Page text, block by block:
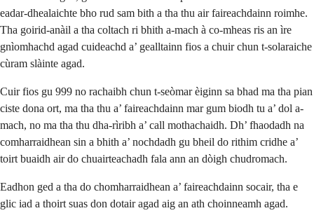
eadar-dhealaichte bho rud sam bith a tha thu air faireachdainn roimhe.
Tha goirid-anàil a tha coltach ri bhith a-mach à co-mheas ris an ìre
gnìomhachd agad cuideachd a’ gealltainn fios a chuir chun t-solaraiche
cùram slàinte agad.
Cuir fios gu 999 no rachaibh chun t-seòmar èiginn sa bhad ma tha pian
ciste dona ort, ma tha thu a’ faireachdainn mar gum biodh tu a’ dol a-
mach, no ma tha thu dha-rìribh a’ call mothachaidh. Dh’ fhaodadh na
comharraidhean sin a bhith a’ nochdadh gu bheil do rithim cridhe a’
toirt buaidh air do chuairteachadh fala ann an dòigh chudromach.
Eadhon ged a tha do chomharraidhean a’ faireachdainn socair, tha e
glic iad a thoirt suas don dotair agad aig an ath choinneamh agad.